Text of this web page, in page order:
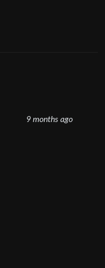
9 months ago